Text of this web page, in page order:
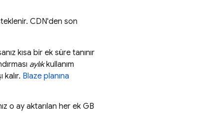
CDN'den son
kısa bir ek süre tanınır
aylıkkullanım
kalır. Blaze planına
o ay aktarılan her ek GB